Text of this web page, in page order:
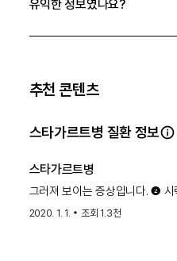
유익한 정보였나요?
추천 콘텐츠
스타가르트병 질환 정보
스타가르트병
그러져 보이는 증상입니다. ❷ 시
유전자 ABCA4 스타가르트병의
2020. 1. 1. 조회 1.3천